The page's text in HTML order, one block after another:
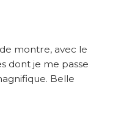
montre, avec le
dont je me passe
Belle